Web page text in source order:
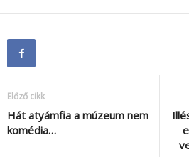
Előző cikk
Hát atyámfia a múzeum nem
komédia…